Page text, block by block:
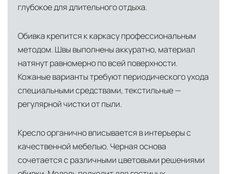
сеть партнёрских складов
области
Для клиентов Москвы и МО предусмотрены
следующие услуги:
Доставка до адреса— транспортировка
товара от нашего склада непосредственно к
Профессиональная выгрузка
квалифицированные грузчики
осуществляют разгрузку с применением
глубокое для длительного отдыха.
Обивка крепится к каркасу профессиональным
методом. Швы выполнены аккуратно, материал
натянут равномерно по всей поверхности.
Кожаные варианты требуют периодического ухода
специальными средствами, текстильные —
регулярной чистки от пыли.
Кресло органично вписывается в интерьеры с
качественной мебелью. Черная основа
сочетается с различными цветовыми решениями